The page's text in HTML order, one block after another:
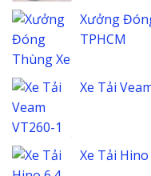
Xưởng
TPHCM
Xe Tải
Xe Tải